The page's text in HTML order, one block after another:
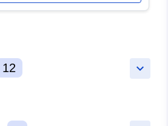
keyboard_arrow_down
12